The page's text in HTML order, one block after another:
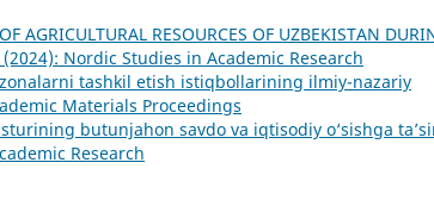
AGRICULTURAL RESOURCES OF UZBEKISTAN
Nordic Studies in Academic Research
tashkil etish istiqbollarining ilmiy-nazariy
Materials Proceedings
butunjahon savdo va iqtisodiy o‘sishga
Research